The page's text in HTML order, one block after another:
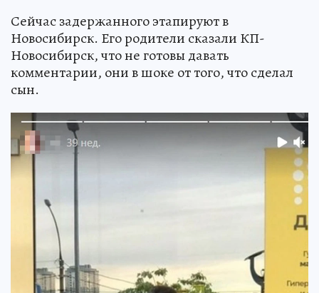
Сейчас задержанного этапируют в
Новосибирск. Его родители сказали КП-
Новосибирск, что не готовы давать
комментарии, они в шоке от того, что сделал
сын.